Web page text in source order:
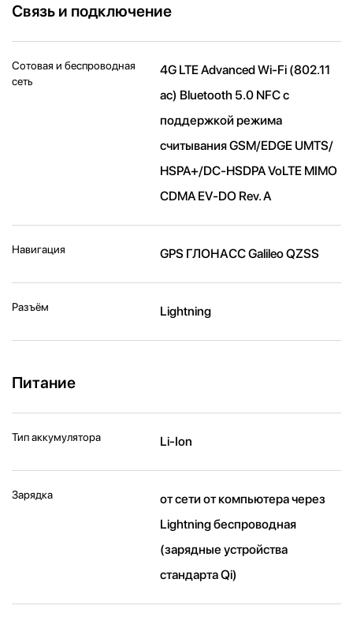
Связь и подключение
Сотовая и беспроводная
сеть
4G LTE Advanced Wi-Fi (802.11​
ac) Bluetooth 5.0 NFC с
поддержкой режима
считывания GSM/EDGE UMTS/​
HSPA+/​DC-HSDPA VoLTE MIMO
CDMA EV-DO Rev. A
Навигация GPS ГЛОНАСС Galileo QZSS
Разъём Lightning
Питание
Тип аккумулятора Li-Ion
Зарядка
от сети от компьютера через
Lightning беспроводная
(зарядные устройства
стандарта Qi)